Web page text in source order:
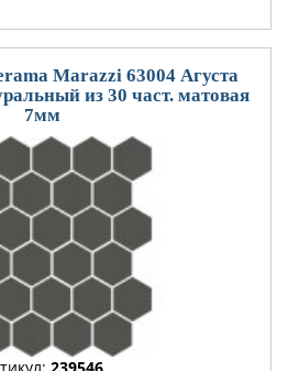
Marazzi 63004 Агуста
из 30 част. матовая
7мм